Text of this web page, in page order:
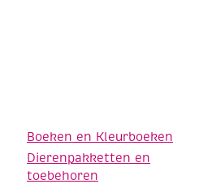
Boeken en Kleurboeken
Dierenpakketten en
toebehoren